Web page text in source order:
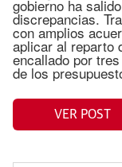
gobierno ha
discrepancias.
con amplios
aplicar al reparto
encallado por
de los
VER POST